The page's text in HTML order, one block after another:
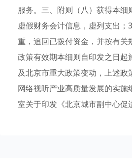
服务。三、附则（八）获得本
虚假财务会计信息，虚列支出
重，追回已拨付资金，并按有
政策有效期本细则自印发之日
及北京市重大政策变动，上述
网络视听产业高质量发展的实
室关于印发《北京城市副中心